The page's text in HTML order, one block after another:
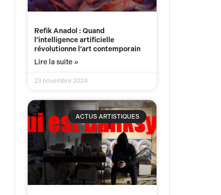
Refik Anadol : Quand
l’intelligence artificielle
révolutionne l’art contemporain
Lire la suite »
23 novembre 2024
ACTUS ARTISTIQUES